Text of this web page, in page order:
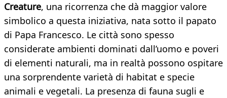
Creature, una ricorrenza che dà maggior valore
simbolico a questa iniziativa, nata sotto il papato
di Papa Francesco. Le città sono spesso
considerate ambienti dominati dall’uomo e poveri
di elementi naturali, ma in realtà possono ospitare
una sorprendente varietà di habitat e specie
animali e vegetali. La presenza di fauna sugli e